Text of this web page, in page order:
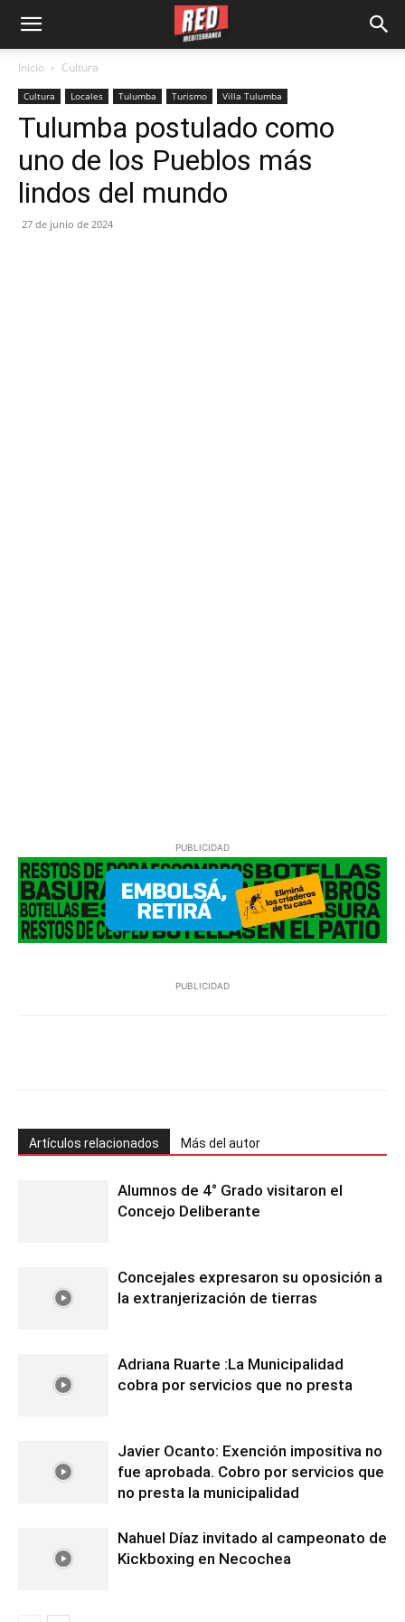
Inicio Cultura
Cultura Locales Tulumba Turismo Villa Tulumba
Tulumba postulado como
uno de los Pueblos más
lindos del mundo
27 de junio de 2024
PUBLICIDAD
PUBLICIDAD
Artículos relacionados Más del autor
Alumnos de 4° Grado visitaron el
Concejo Deliberante
Concejales expresaron su oposición a
la extranjerización de tierras
Adriana Ruarte :La Municipalidad
cobra por servicios que no presta
Javier Ocanto: Exención impositiva no
fue aprobada. Cobro por servicios que
no presta la municipalidad
Nahuel Díaz invitado al campeonato de
Kickboxing en Necochea